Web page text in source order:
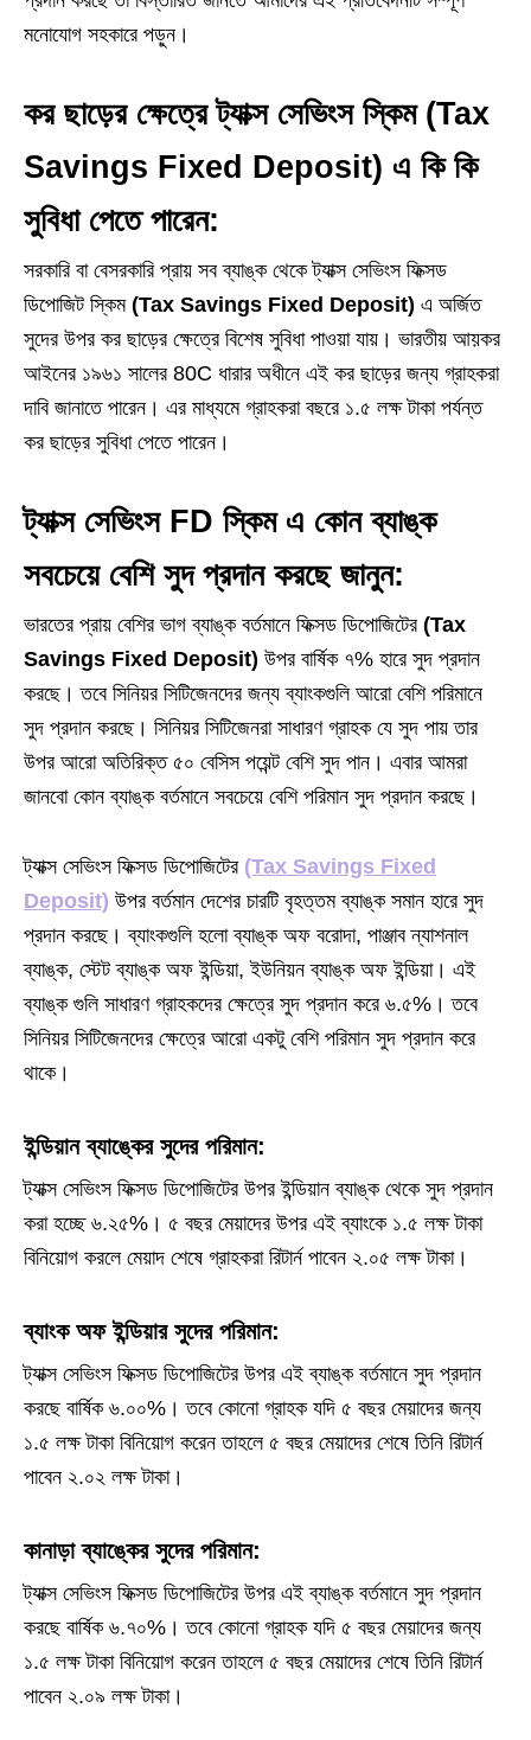
মনোযোগ সহকারে পড়ুন।
কর ছাড়ের ক্ষেত্রে ট্যাক্স সেভিংস স্কিম (Tax
Savings Fixed Deposit) এ কি কি
সুবিধা পেতে পারেন:
সরকারি বা বেসরকারি প্রায় সব ব্যাঙ্ক থেকে ট্যাক্স সেভিংস ফিক্সড
ডিপোজিট স্কিম (Tax Savings Fixed Deposit) এ অর্জিত
সুদের উপর কর ছাড়ের ক্ষেত্রে বিশেষ সুবিধা পাওয়া যায়। ভারতীয় আয়কর
আইনের ১৯৬১ সালের 80C ধারার অধীনে এই কর ছাড়ের জন্য গ্রাহকরা
দাবি জানাতে পারেন। এর মাধ্যমে গ্রাহকরা বছরে ১.৫ লক্ষ টাকা পর্যন্ত
কর ছাড়ের সুবিধা পেতে পারেন।
ট্যাক্স সেভিংস FD স্কিম এ কোন ব্যাঙ্ক
সবচেয়ে বেশি সুদ প্রদান করছে জানুন:
ভারতের প্রায় বেশির ভাগ ব্যাঙ্ক বর্তমানে ফিক্সড ডিপোজিটের (Tax
Savings Fixed Deposit) উপর বার্ষিক ৭% হারে সুদ প্রদান
করছে। তবে সিনিয়র সিটিজেনদের জন্য ব্যাংকগুলি আরো বেশি পরিমানে
সুদ প্রদান করছে। সিনিয়র সিটিজেনরা সাধারণ গ্রাহক যে সুদ পায় তার
উপর আরো অতিরিক্ত ৫০ বেসিস পয়েন্ট বেশি সুদ পান। এবার আমরা
জানবো কোন ব্যাঙ্ক বর্তমানে সবচেয়ে বেশি পরিমান সুদ প্রদান করছে।
ট্যাক্স সেভিংস ফিক্সড ডিপোজিটের (Tax Savings Fixed
Deposit) উপর বর্তমান দেশের চারটি বৃহত্তম ব্যাঙ্ক সমান হারে সুদ
প্রদান করছে। ব্যাংকগুলি হলো ব্যাঙ্ক অফ বরোদা, পাঞ্জাব ন্যাশনাল
ব্যাঙ্ক, স্টেট ব্যাঙ্ক অফ ইন্ডিয়া, ইউনিয়ন ব্যাঙ্ক অফ ইন্ডিয়া। এই
ব্যাঙ্ক গুলি সাধারণ গ্রাহকদের ক্ষেত্রে সুদ প্রদান করে ৬.৫%। তবে
সিনিয়র সিটিজেনদের ক্ষেত্রে আরো একটু বেশি পরিমান সুদ প্রদান করে
থাকে।
ইন্ডিয়ান ব্যাঙ্কের সুদের পরিমান:
ট্যাক্স সেভিংস ফিক্সড ডিপোজিটের উপর ইন্ডিয়ান ব্যাঙ্ক থেকে সুদ প্রদান
করা হচ্ছে ৬.২৫%। ৫ বছর মেয়াদের উপর এই ব্যাংকে ১.৫ লক্ষ টাকা
বিনিয়োগ করলে মেয়াদ শেষে গ্রাহকরা রিটার্ন পাবেন ২.০৫ লক্ষ টাকা।
ব্যাংক অফ ইন্ডিয়ার সুদের পরিমান:
ট্যাক্স সেভিংস ফিক্সড ডিপোজিটের উপর এই ব্যাঙ্ক বর্তমানে সুদ প্রদান
করছে বার্ষিক ৬.০০%। তবে কোনো গ্রাহক যদি ৫ বছর মেয়াদের জন্য
১.৫ লক্ষ টাকা বিনিয়োগ করেন তাহলে ৫ বছর মেয়াদের শেষে তিনি রিটার্ন
পাবেন ২.০২ লক্ষ টাকা।
কানাড়া ব্যাঙ্কের সুদের পরিমান:
ট্যাক্স সেভিংস ফিক্সড ডিপোজিটের উপর এই ব্যাঙ্ক বর্তমানে সুদ প্রদান
করছে বার্ষিক ৬.৭০%। তবে কোনো গ্রাহক যদি ৫ বছর মেয়াদের জন্য
১.৫ লক্ষ টাকা বিনিয়োগ করেন তাহলে ৫ বছর মেয়াদের শেষে তিনি রিটার্ন
পাবেন ২.০৯ লক্ষ টাকা।